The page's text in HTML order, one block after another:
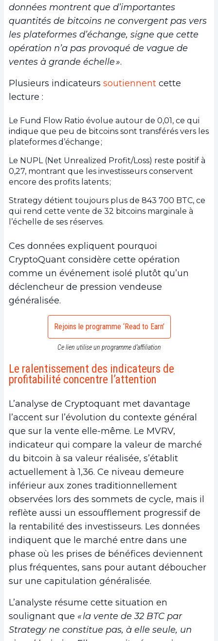
données montrent que d’importantes
quantités de bitcoins ne convergent pas vers
les plateformes d’échange, signe que cette
opération n’a pas provoqué de vague de
ventes à grande échelle ».
Plusieurs indicateurs soutiennent cette
lecture :
Le Fund Flow Ratio évolue autour de 0,01, ce qui
indique que peu de bitcoins sont transférés vers les
plateformes d’échange ;
Le NUPL (Net Unrealized Profit/Loss) reste positif à
0,27, montrant que les investisseurs conservent
encore des profits latents ;
Strategy détient toujours plus de 843 700 BTC, ce
qui rend cette vente de 32 bitcoins marginale à
l’échelle de ses réserves.
Ces données expliquent pourquoi
CryptoQuant considère cette opération
comme un événement isolé plutôt qu’un
déclencheur de pression vendeuse
généralisée.
Rejoins le programme ‘Read to Earn’
Ce lien utilise un programme d’affiliation
Le ralentissement des indicateurs de
profitabilité concentre l’attention
L’analyse de Cryptoquant met davantage
l’accent sur l’évolution du contexte général
que sur la vente elle-même. Le MVRV,
indicateur qui compare la valeur de marché
du bitcoin à sa valeur réalisée, s’établit
actuellement à 1,36. Ce niveau demeure
inférieur aux zones traditionnellement
observées lors des sommets de cycle, mais il
reflète aussi un essoufflement progressif de
la rentabilité des investisseurs. Les données
indiquent que le marché entre dans une
phase où les prises de bénéfices deviennent
plus fréquentes, sans pour autant déboucher
sur une capitulation généralisée.
L’analyste résume cette situation en
soulignant que « la vente de 32 BTC par
Strategy ne constitue pas, à elle seule, un